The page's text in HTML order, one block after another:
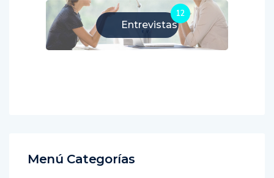
Entrevistas
12
Menú Categorías